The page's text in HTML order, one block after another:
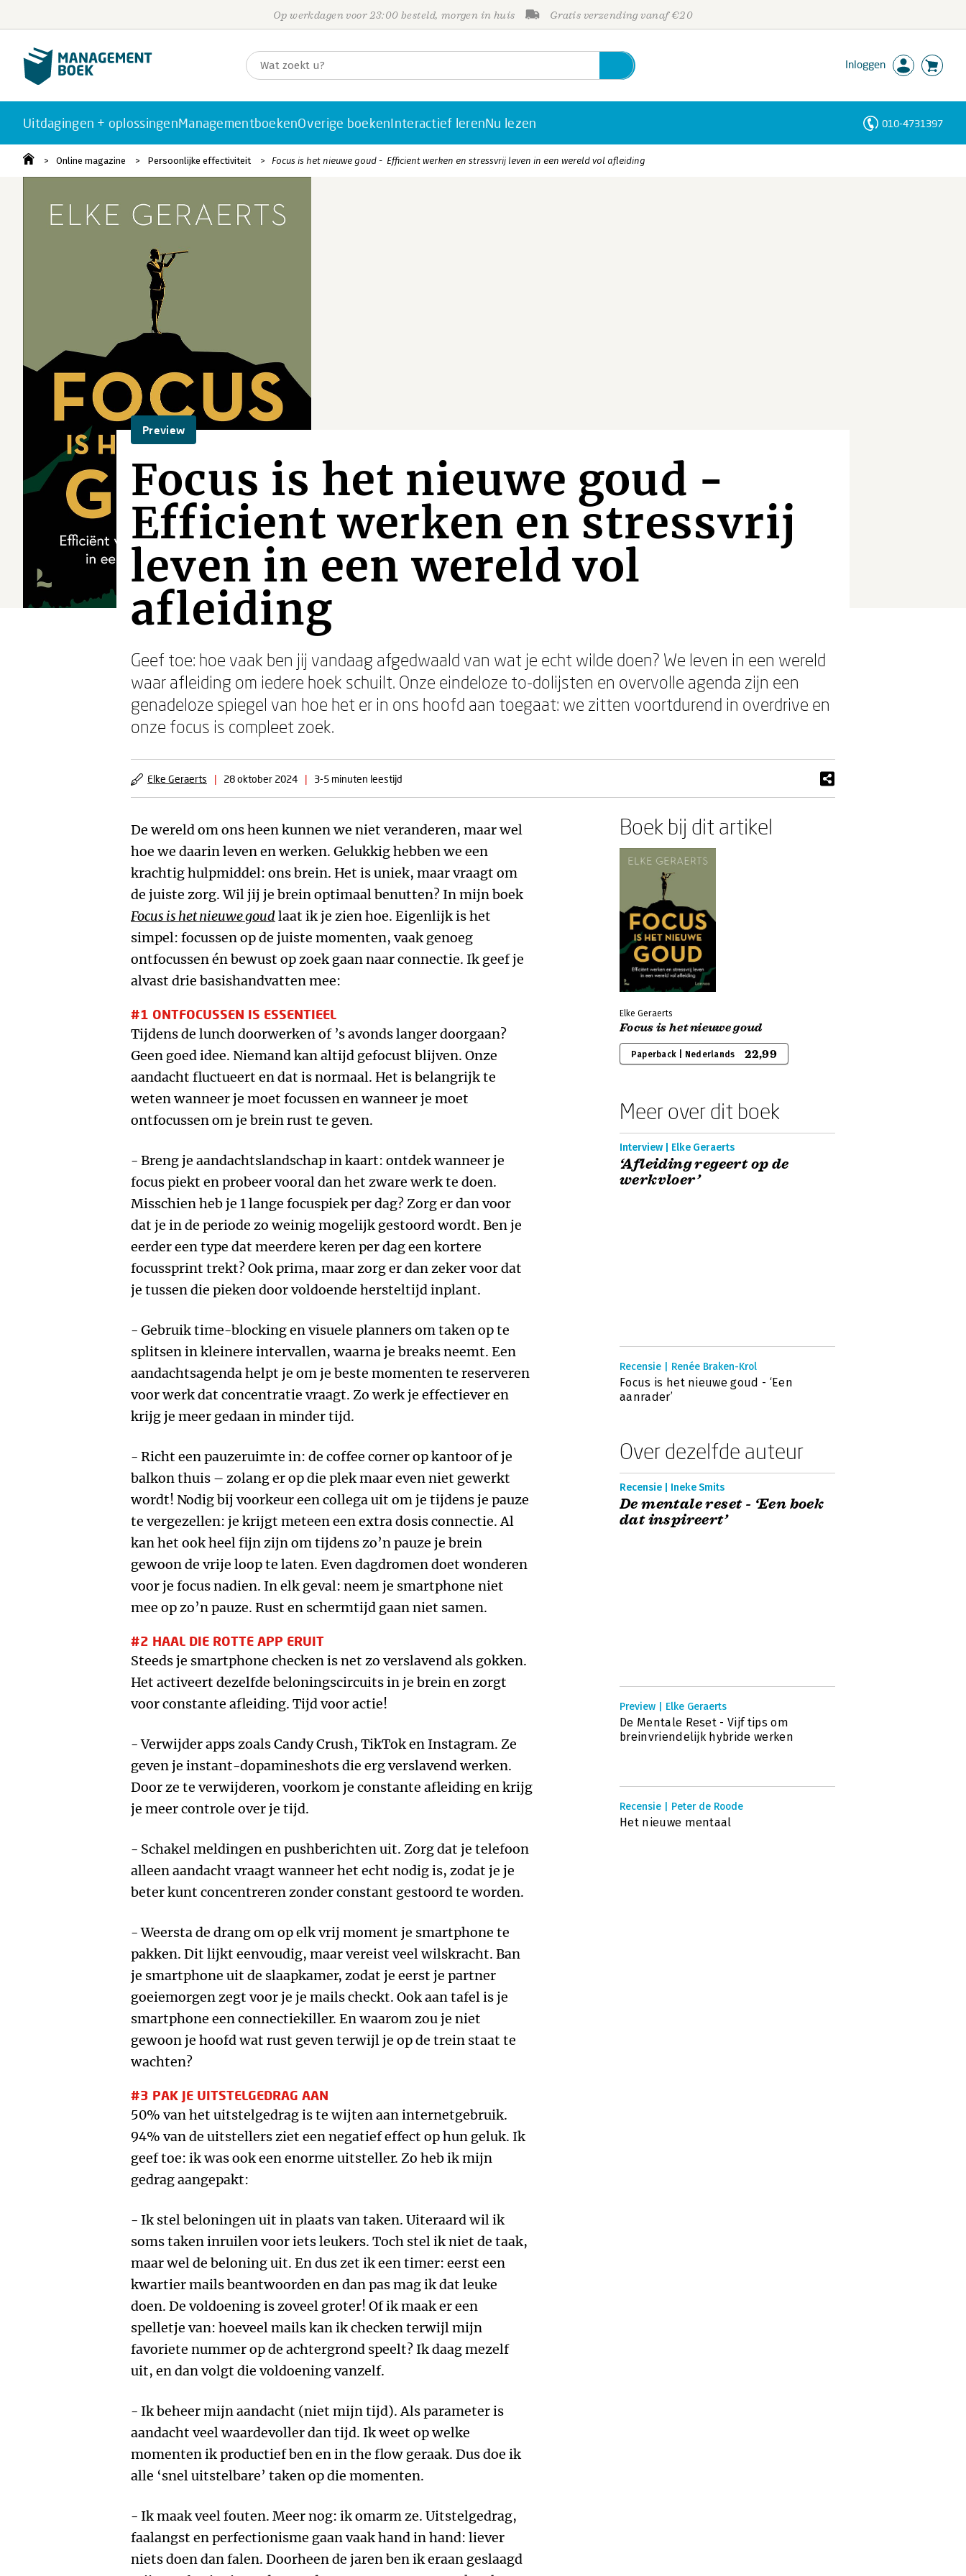
Op werkdagen voor 23:00 besteld, morgen in huis Gratis verzending vanaf €20
Inloggen
Uitdagingen + oplossingenManagementboekenOverige boekenInteractief lerenNu lezen 010-4731397
Online magazine Persoonlijke effectiviteit Focus is het nieuwe goud - Efficient werken en stressvrij leven in een wereld vol afleiding
Preview
Focus is het nieuwe goud -
Efficient werken en stressvrij
leven in een wereld vol
afleiding
Geef toe: hoe vaak ben jij vandaag afgedwaald van wat je echt wilde doen? We leven in een wereld
waar afleiding om iedere hoek schuilt. Onze eindeloze to-dolijsten en overvolle agenda zijn een
genadeloze spiegel van hoe het er in ons hoofd aan toegaat: we zitten voortdurend in overdrive en
onze focus is compleet zoek.
Elke Geraerts | 28 oktober 2024 | 3-5 minuten leestijd
De wereld om ons heen kunnen we niet veranderen, maar wel
hoe we daarin leven en werken. Gelukkig hebben we een
krachtig hulpmiddel: ons brein. Het is uniek, maar vraagt om
de juiste zorg. Wil jij je brein optimaal benutten? In mijn boek
Focus is het nieuwe goudlaat ik je zien hoe. Eigenlijk is het
simpel: focussen op de juiste momenten, vaak genoeg
ontfocussen én bewust op zoek gaan naar connectie. Ik geef je
alvast drie basishandvatten mee:
#1 ONTFOCUSSEN IS ESSENTIEEL
Tijdens de lunch doorwerken of ’s avonds langer doorgaan?
Geen goed idee. Niemand kan altijd gefocust blijven. Onze
aandacht fluctueert en dat is normaal. Het is belangrijk te
weten wanneer je moet focussen en wanneer je moet
ontfocussen om je brein rust te geven.
- Breng je aandachtslandschap in kaart: ontdek wanneer je
focus piekt en probeer vooral dan het zware werk te doen.
Misschien heb je 1 lange focuspiek per dag? Zorg er dan voor
dat je in de periode zo weinig mogelijk gestoord wordt. Ben je
eerder een type dat meerdere keren per dag een kortere
focussprint trekt? Ook prima, maar zorg er dan zeker voor dat
je tussen die pieken door voldoende hersteltijd inplant.
- Gebruik time-blocking en visuele planners om taken op te
splitsen in kleinere intervallen, waarna je breaks neemt. Een
aandachtsagenda helpt je om je beste momenten te reserveren
voor werk dat concentratie vraagt. Zo werk je effectiever en
krijg je meer gedaan in minder tijd.
- Richt een pauzeruimte in: de coffee corner op kantoor of je
balkon thuis – zolang er op die plek maar even niet gewerkt
wordt! Nodig bij voorkeur een collega uit om je tijdens je pauze
te vergezellen: je krijgt meteen een extra dosis connectie. Al
kan het ook heel fijn zijn om tijdens zo’n pauze je brein
gewoon de vrije loop te laten. Even dagdromen doet wonderen
voor je focus nadien. In elk geval: neem je smartphone niet
mee op zo’n pauze. Rust en schermtijd gaan niet samen.
#2 HAAL DIE ROTTE APP ERUIT
Steeds je smartphone checken is net zo verslavend als gokken.
Het activeert dezelfde beloningscircuits in je brein en zorgt
voor constante afleiding. Tijd voor actie!
- Verwijder apps zoals Candy Crush, TikTok en Instagram. Ze
geven je instant-dopamineshots die erg verslavend werken.
Door ze te verwijderen, voorkom je constante afleiding en krijg
je meer controle over je tijd.
- Schakel meldingen en pushberichten uit. Zorg dat je telefoon
alleen aandacht vraagt wanneer het echt nodig is, zodat je je
beter kunt concentreren zonder constant gestoord te worden.
- Weersta de drang om op elk vrij moment je smartphone te
pakken. Dit lijkt eenvoudig, maar vereist veel wilskracht. Ban
je smartphone uit de slaapkamer, zodat je eerst je partner
goeiemorgen zegt voor je je mails checkt. Ook aan tafel is je
smartphone een connectiekiller. En waarom zou je niet
gewoon je hoofd wat rust geven terwijl je op de trein staat te
wachten?
#3 PAK JE UITSTELGEDRAG AAN
50% van het uitstelgedrag is te wijten aan internetgebruik.
94% van de uitstellers ziet een negatief effect op hun geluk. Ik
geef toe: ik was ook een enorme uitsteller. Zo heb ik mijn
gedrag aangepakt:
- Ik stel beloningen uit in plaats van taken. Uiteraard wil ik
soms taken inruilen voor iets leukers. Toch stel ik niet de taak,
maar wel de beloning uit. En dus zet ik een timer: eerst een
kwartier mails beantwoorden en dan pas mag ik dat leuke
doen. De voldoening is zoveel groter! Of ik maak er een
spelletje van: hoeveel mails kan ik checken terwijl mijn
favoriete nummer op de achtergrond speelt? Ik daag mezelf
uit, en dan volgt die voldoening vanzelf.
- Ik beheer mijn aandacht (niet mijn tijd). Als parameter is
aandacht veel waardevoller dan tijd. Ik weet op welke
momenten ik productief ben en in the flow geraak. Dus doe ik
alle ‘snel uitstelbare’ taken op die momenten.
- Ik maak veel fouten. Meer nog: ik omarm ze. Uitstelgedrag,
faalangst en perfectionisme gaan vaak hand in hand: liever
niets doen dan falen. Doorheen de jaren ben ik eraan geslaagd
Boek bij dit artikel
Elke Geraerts
Focus is het nieuwe goud
Paperback | Nederlands 22,99
Meer over dit boek
Interview | Elke Geraerts
‘Afleiding regeert op de
werkvloer’
Recensie | Renée Braken-Krol
Focus is het nieuwe goud - ‘Een
aanrader’
Over dezelfde auteur
Recensie | Ineke Smits
De mentale reset - ‘Een boek
dat inspireert’
Preview | Elke Geraerts
De Mentale Reset - Vijf tips om
breinvriendelijk hybride werken
Recensie | Peter de Roode
Het nieuwe mentaal
Personen